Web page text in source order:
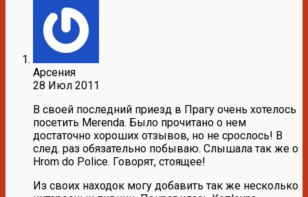
Арсения
28 Июл 2011
В своей последний приезд в Прагу очень хотелось
посетить Merenda. Было прочитано о нем
достаточно хороших отзывов, но не срослось! В
след. раз обязательно побываю. Слышала так же о
Hrom do Police. Говорят, стоящее!
Из своих находок могу добавить так же несколько